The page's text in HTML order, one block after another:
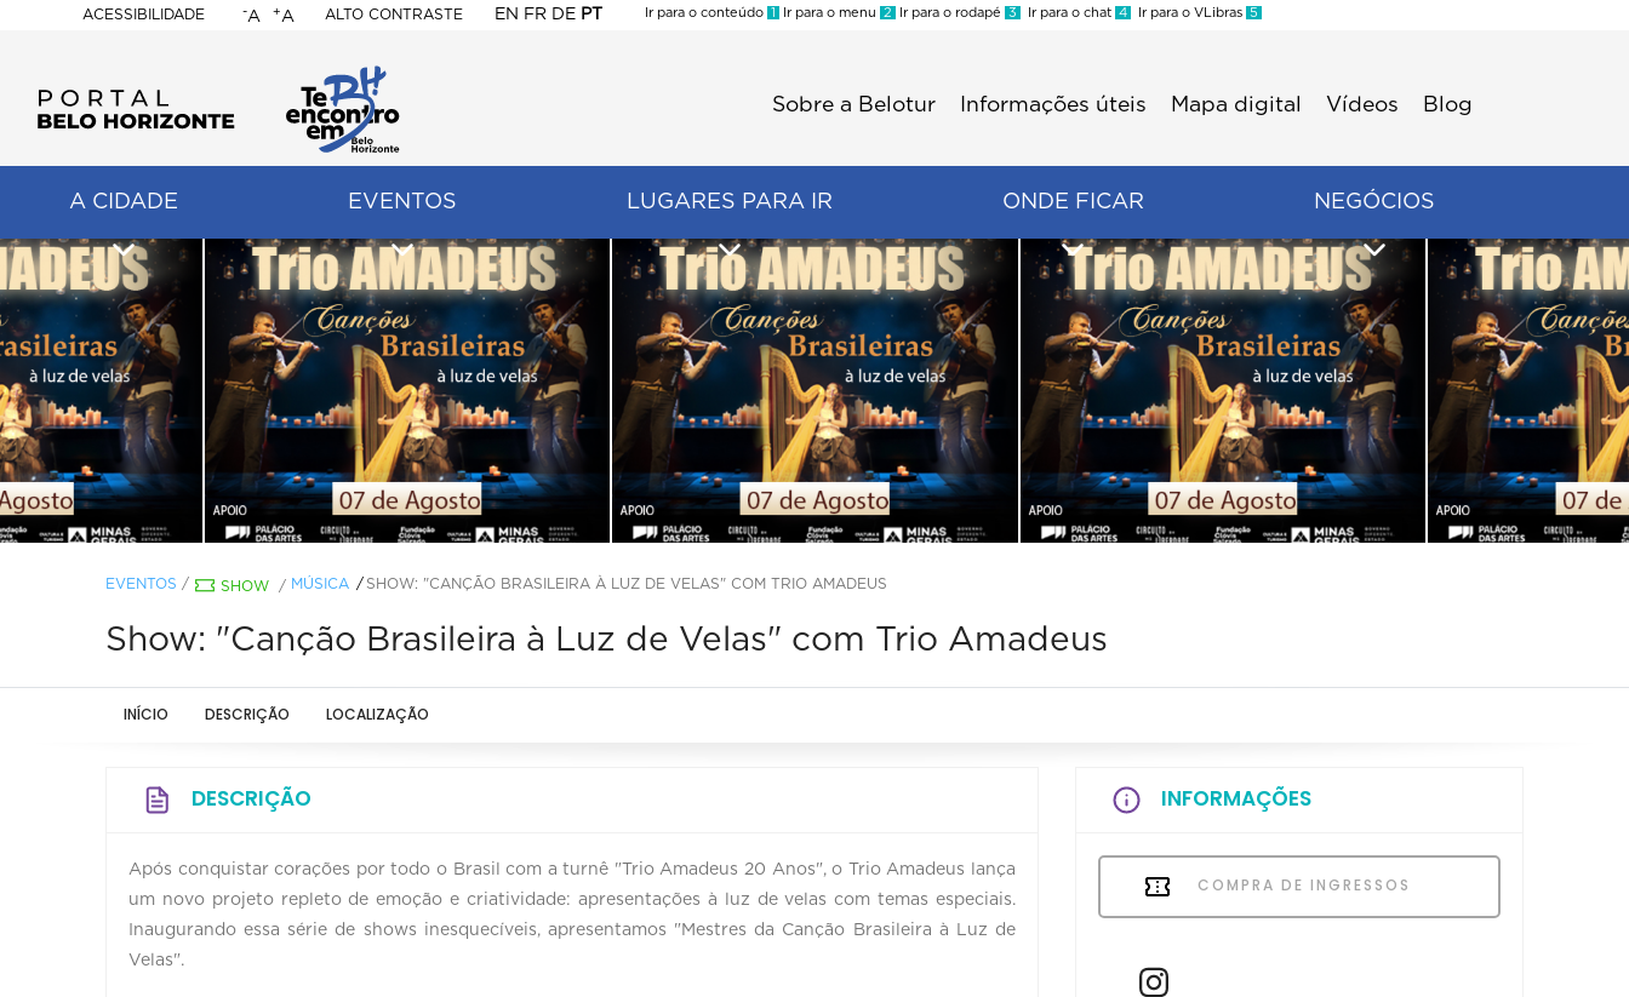
ACESSIBILIDADE
BELO
HORIZONTE
-A +A ALTO CONTRASTE EN FR DE PT
Ir para o conteúdo 1 Ir para o menu 2 Ir para o rodapé 3 Ir para o chat 4 Ir para o VLibras 5
Sobre a Belotur Informações úteis Mapa digital Vídeos Blog
A CIDADE EVENTOS LUGARES PARA IR ONDE FICAR NEGÓCIOS
EVENTOS / SHOW / MÚSICA SHOW: "CANÇÃO BRASILEIRA À LUZ DE VELAS" COM TRIO AMADEUS
Show: "Canção Brasileira à Luz de Velas" com Trio Amadeus
INÍCIO DESCRIÇÃO LOCALIZAÇÃO
DESCRIÇÃO
Após conquistar corações por todo o Brasil com a turnê "Trio Amadeus 20 Anos", o Trio Amadeus lança
um novo projeto repleto de emoção e criatividade: apresentações à luz de velas com temas especiais.
Inaugurando essa série de shows inesquecíveis, apresentamos "Mestres da Canção Brasileira à Luz de
Velas".
INFORMAÇÕES
COMPRA DE INGRESSOS